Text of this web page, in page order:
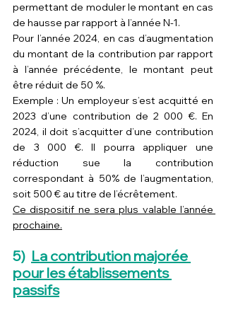
permettant de moduler le montant en cas
de hausse par rapport à l’année N-1.
Pour l’année 2024, en cas d’augmentation
du montant de la contribution par rapport
à l’année précédente, le montant peut
être réduit de 50 %.
Exemple : Un employeur s’est acquitté en
2023 d’une contribution de 2 000 €. En
2024, il doit s’acquitter d’une contribution
de 3 000 €. Il pourra appliquer une
réduction sue la contribution
correspondant à 50% de l’augmentation,
soit 500 € au titre de l’écrêtement.
Ce dispositif ne sera plus valable l’année
prochaine.
5) La contribution majorée
pour les établissements
passifs